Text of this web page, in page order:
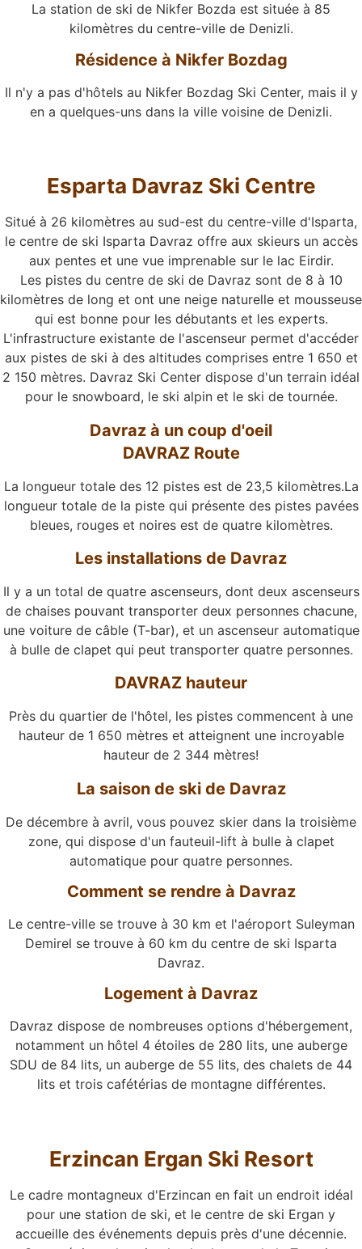
La station de ski de Nikfer Bozda est située à 85
kilomètres du centre-ville de Denizli.
Résidence à Nikfer Bozdag
Il n'y a pas d'hôtels au Nikfer Bozdag Ski Center, mais il y
en a quelques-uns dans la ville voisine de Denizli.
Esparta Davraz Ski Centre
Situé à 26 kilomètres au sud-est du centre-ville d'Isparta,
le centre de ski Isparta Davraz offre aux skieurs un accès
aux pentes et une vue imprenable sur le lac Eirdir.
Les pistes du centre de ski de Davraz sont de 8 à 10
kilomètres de long et ont une neige naturelle et mousseuse
qui est bonne pour les débutants et les experts.
L'infrastructure existante de l'ascenseur permet d'accéder
aux pistes de ski à des altitudes comprises entre 1 650 et
2 150 mètres. Davraz Ski Center dispose d'un terrain idéal
pour le snowboard, le ski alpin et le ski de tournée.
Davraz à un coup d'oeil
DAVRAZ Route
La longueur totale des 12 pistes est de 23,5 kilomètres.La
longueur totale de la piste qui présente des pistes pavées
bleues, rouges et noires est de quatre kilomètres.
Les installations de Davraz
Il y a un total de quatre ascenseurs, dont deux ascenseurs
de chaises pouvant transporter deux personnes chacune,
une voiture de câble (T-bar), et un ascenseur automatique
à bulle de clapet qui peut transporter quatre personnes.
DAVRAZ hauteur
Près du quartier de l'hôtel, les pistes commencent à une
hauteur de 1 650 mètres et atteignent une incroyable
hauteur de 2 344 mètres!
La saison de ski de Davraz
De décembre à avril, vous pouvez skier dans la troisième
zone, qui dispose d'un fauteuil-lift à bulle à clapet
automatique pour quatre personnes.
Comment se rendre à Davraz
Le centre-ville se trouve à 30 km et l'aéroport Suleyman
Demirel se trouve à 60 km du centre de ski Isparta
Davraz.
Logement à Davraz
Davraz dispose de nombreuses options d'hébergement,
notamment un hôtel 4 étoiles de 280 lits, une auberge
SDU de 84 lits, un auberge de 55 lits, des chalets de 44
lits et trois cafétérias de montagne différentes.
Erzincan Ergan Ski Resort
Le cadre montagneux d'Erzincan en fait un endroit idéal
pour une station de ski, et le centre de ski Ergan y
accueille des événements depuis près d'une décennie.